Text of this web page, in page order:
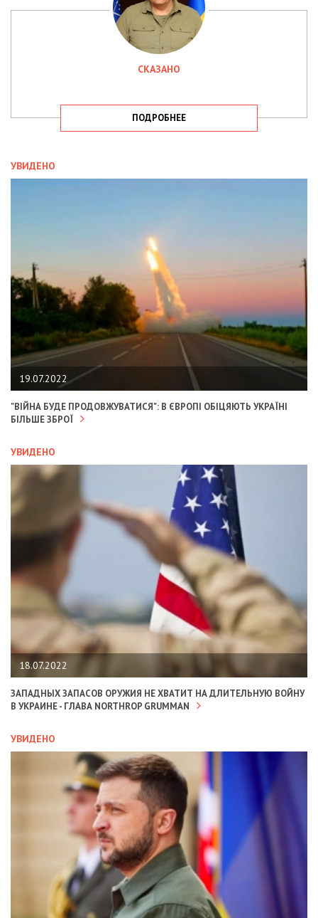
СКАЗАНО
ПОДРОБНЕЕ
УВИДЕНО
19.07.2022
"ВІЙНА БУДЕ ПРОДОВЖУВАТИСЯ": В ЄВРОПІ ОБІЦЯЮТЬ УКРАЇНІ
БІЛЬШЕ ЗБРОЇ
УВИДЕНО
18.07.2022
ЗАПАДНЫХ ЗАПАСОВ ОРУЖИЯ НЕ ХВАТИТ НА ДЛИТЕЛЬНУЮ ВОЙНУ
В УКРАИНЕ - ГЛАВА NORTHROP GRUMMAN
УВИДЕНО